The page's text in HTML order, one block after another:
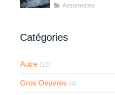
Assurances
Catégories
Autre (12)
Gros Oeuvres (4)